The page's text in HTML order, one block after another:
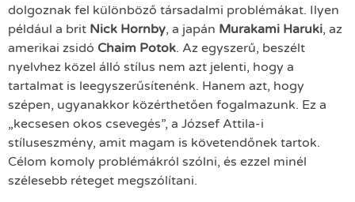
dolgoznak fel különböző társadalmi problémákat. Ilyen
például a brit Nick Hornby, a japán Murakami Haruki, az
amerikai zsidó Chaim Potok. Az egyszerű, beszélt
nyelvhez közel álló stílus nem azt jelenti, hogy a
tartalmat is leegyszerűsítenénk. Hanem azt, hogy
szépen, ugyanakkor közérthetően fogalmazunk. Ez a
„kecsesen okos csevegés”, a József Attila-i
stíluseszmény, amit magam is követendőnek tartok.
Célom komoly problémákról szólni, és ezzel minél
szélesebb réteget megszólítani.